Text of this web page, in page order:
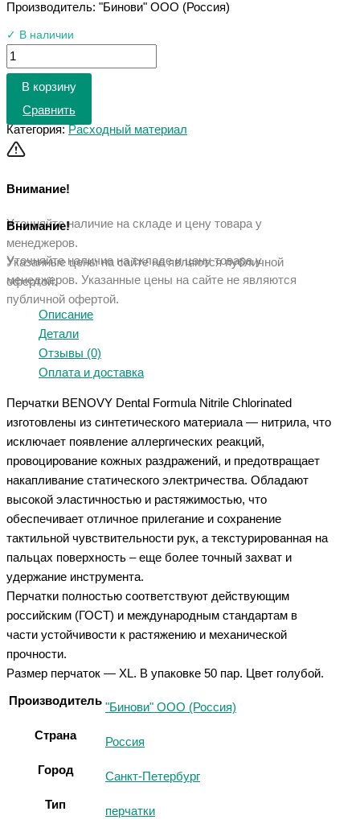
Производитель: "Бинови" ООО (Россия)
✓ В наличии
В корзину
Сравнить
Категория: Расходный материал
Внимание!
Уточняйте наличие на складе и цену товара у
менеджеров.
Указанные цены на сайте не являются публичной
офертой.
Внимание!
Уточняйте наличие на складе и цену товара у
менеджеров. Указанные цены на сайте не являются
публичной офертой.
Описание
Детали
Отзывы (0)
Оплата и доставка
Перчатки BENOVY Dental Formula Nitrile Chlorinated
изготовлены из синтетического материала — нитрила, что
исключает появление аллергических реакций,
провоцирование кожных раздражений, и предотвращает
накапливание статического электричества. Обладают
высокой эластичностью и растяжимостью, что
обеспечивает отличное прилегание и сохранение
тактильной чувствительности рук, а текстурированная на
пальцах поверхность – еще более точный захват и
удержание инструмента.
Перчатки полностью соответствуют действующим
российским (ГОСТ) и международным стандартам в
части устойчивости к растяжению и механической
прочности.
Размер перчаток — XL. В упаковке 50 пар. Цвет голубой.
Производитель "Бинови" ООО (Россия)
Страна Россия
Город Санкт-Петербург
Тип перчатки